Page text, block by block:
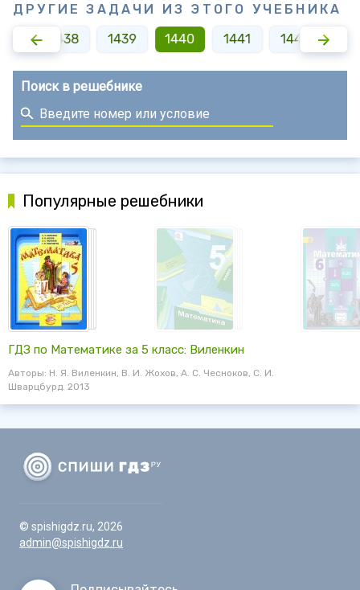
ДРУГИЕ ЗАДАЧИ ИЗ ЭТОГО УЧЕБНИКА
1438 1439 1440 1441 1442
Поиск в решебнике
Популярные решебники
ГДЗ по Математике за 5 класс: Виленкин
Авторы: Н. Я. Виленкин, В. И. Жохов, А. С. Чесноков, С. И.
Шварцбурд. 2013
© spishigdz.ru, 2026
admin@spishigdz.ru